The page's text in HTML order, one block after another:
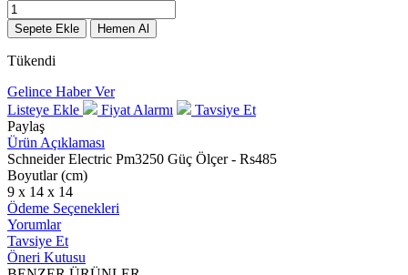
Sepete Ekle Hemen Al
Tükendi
Gelince Haber Ver
Listeye Ekle
Fiyat Alarmı
Tavsiye Et
Paylaş
Ürün Açıklaması
Schneider Electric Pm3250 Güç Ölçer - Rs485
Boyutlar (cm)
9 x 14 x 14
Ödeme Seçenekleri
Yorumlar
Tavsiye Et
Öneri Kutusu